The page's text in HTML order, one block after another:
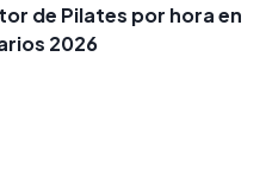
de Pilates por hora en
2026